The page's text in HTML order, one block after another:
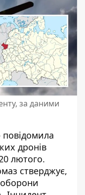
за даними
повідомила
дронів
лютого.
стверджує,